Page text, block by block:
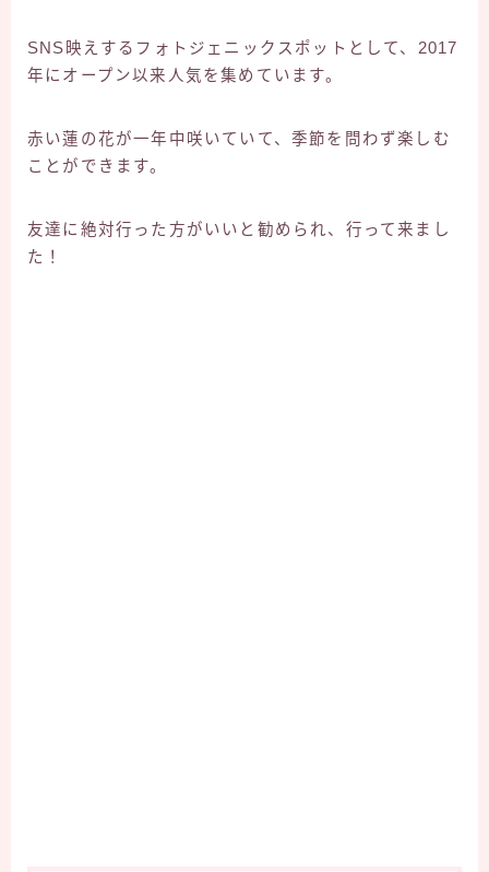
SNS映えするフォトジェニックスポットとして、2017
年にオープン以来人気を集めています。
赤い蓮の花が一年中咲いていて、季節を問わず楽しむ
ことができます。
友達に絶対行った方がいいと勧められ、行って来まし
た！